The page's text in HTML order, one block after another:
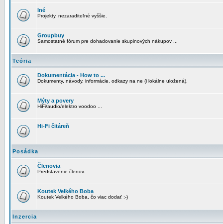
Iné
Projekty, nezaraditeľné vyššie.
Groupbuy
Samostatné fórum pre dohadovanie skupinových nákupov ...
Teória
Dokumentácia - How to ...
Dokumenty, návody, informácie, odkazy na ne (i lokálne uložená).
Mýty a povery
HiFi/audio/elektro voodoo ...
Hi-Fi čitáreň
Posádka
Členovia
Predstavenie členov.
Koutek Velkého Boba
Koutek Velkého Boba, čo viac dodať :-)
Inzercia